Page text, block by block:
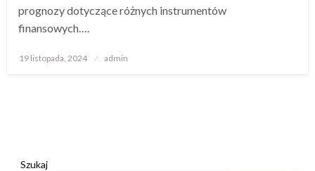
prognozy dotyczące różnych instrumentów
finansowych….
Opublikowane
19 listopada, 2024 admin
Szukaj